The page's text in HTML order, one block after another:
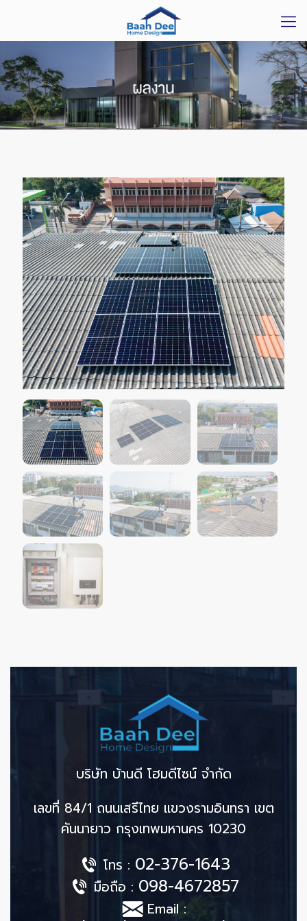
บริษัท บ้านดี โฮมดีไซน์ จำกัด
เลขที่ 84/1 ถนนเสรีไทย แขวงรามอินทรา เขต
คันนายาว กรุงเทพมหานคร 10230
โทร : 02-376-1643
มือถือ : 098-4672857
Email :